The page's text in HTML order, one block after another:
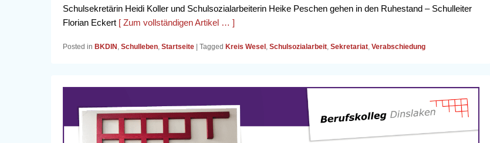
Schulsekretärin Heidi Koller und Schulsozialarbeiterin Heike Peschen gehen in den Ruhestand – Schulleiter
Florian Eckert [ Zum vollständigen Artikel … ]
Posted in BKDIN Schulleben Startseite | Tagged Kreis Wesel Schulsozialarbeit Sekretariat Verabschiedung